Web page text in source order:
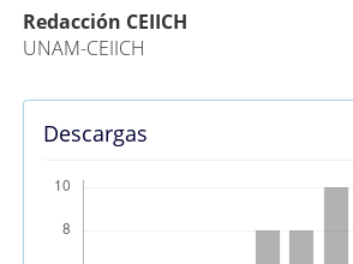
Contenido
principal
del
artículo
Redacción CEIICH
UNAM-CEIICH
Descargas